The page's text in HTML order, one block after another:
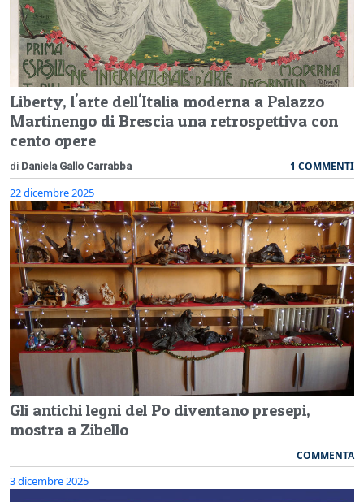
Liberty, l'arte dell'Italia moderna a Palazzo
Martinengo di Brescia una retrospettiva con
cento opere
di Daniela Gallo Carrabba 1 COMMENTI
22 dicembre 2025
Gli antichi legni del Po diventano presepi,
mostra a Zibello
COMMENTA
3 dicembre 2025